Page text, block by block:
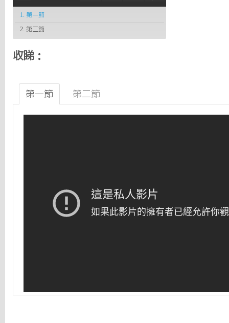
1. 第一節
2. 第二節
收睇：
第一節 第二節